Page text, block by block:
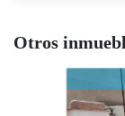
Otros
2547-FB